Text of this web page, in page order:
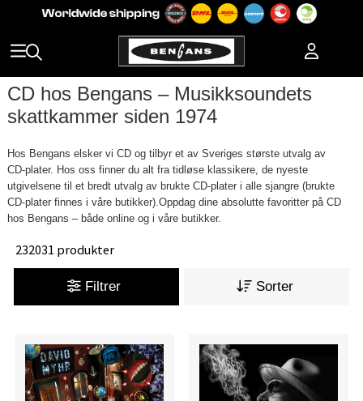
CD hos Bengans – Musikksoundets
skattkammer siden 1974
Hos Bengans elsker vi CD og tilbyr et av Sveriges største utvalg av
CD‑plater. Hos oss finner du alt fra tidløse klassikere, de nyeste
utgivelsene til et bredt utvalg av brukte CD‑plater i alle sjangre (brukte
CD‑plater finnes i våre butikker).Oppdag dine absolutte favoritter på CD
hos Bengans – både online og i våre butikker.
232031 produkter
Filtrer Sorter